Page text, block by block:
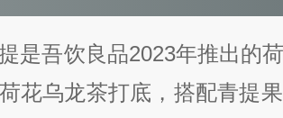
是吾饮良品2023年推出的
花乌龙茶打底，搭配青提